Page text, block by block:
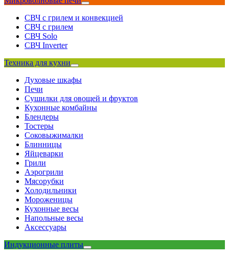
СВЧ с грилем и конвекцией
СВЧ с грилем
СВЧ Solo
СВЧ Inverter
Техника для кухни
Духовые шкафы
Печи
Сушилки для овощей и фруктов
Кухонные комбайны
Блендеры
Тостеры
Соковыжималки
Блинницы
Яйцеварки
Грили
Аэрогрили
Мясорубки
Холодильники
Мороженицы
Кухонные весы
Напольные весы
Аксессуары
Индукционные плиты